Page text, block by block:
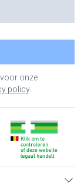
onze
policy.